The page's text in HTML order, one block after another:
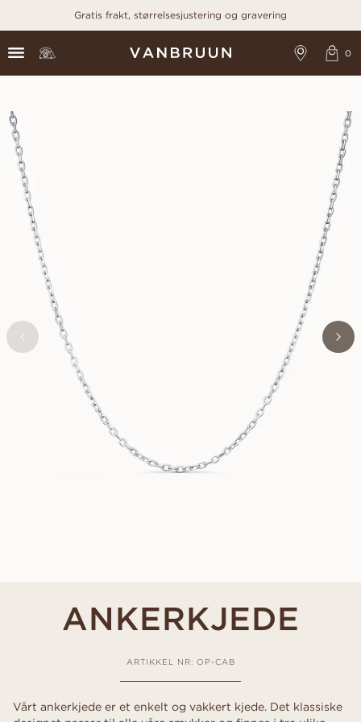
Gratis frakt, størrelsesjustering og gravering
ANKERKJEDE
ARTIKKEL NR: OP-CAB
Vårt ankerkjede er et enkelt og vakkert kjede. Det klassiske